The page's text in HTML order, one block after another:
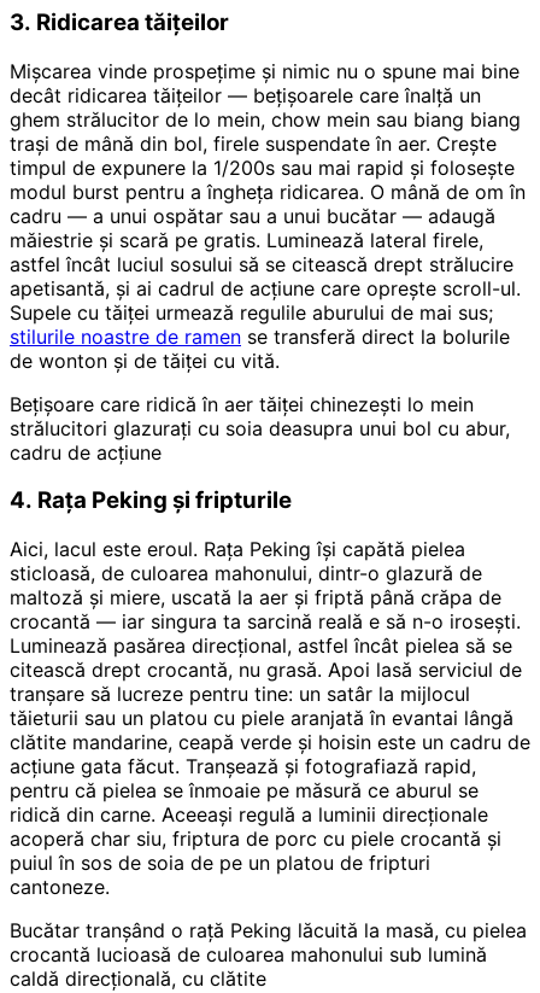
3. Ridicarea tăițeilor
Mișcarea vinde prospețime și nimic nu o spune mai bine
decât ridicarea tăițeilor — bețișoarele care înalță un
ghem strălucitor de lo mein, chow mein sau biang biang
trași de mână din bol, firele suspendate în aer. Crește
timpul de expunere la 1/200s sau mai rapid și folosește
modul burst pentru a îngheța ridicarea. O mână de om în
cadru — a unui ospătar sau a unui bucătar — adaugă
măiestrie și scară pe gratis. Luminează lateral firele,
astfel încât luciul sosului să se citească drept strălucire
apetisantă, și ai cadrul de acțiune care oprește scroll-ul.
Supele cu tăiței urmează regulile aburului de mai sus;
stilurile noastre de ramen se transferă direct la bolurile
de wonton și de tăiței cu vită.
Bețișoare care ridică în aer tăiței chinezești lo mein
strălucitori glazurați cu soia deasupra unui bol cu abur,
cadru de acțiune
4. Rața Peking și fripturile
Aici, lacul este eroul. Rața Peking își capătă pielea
sticloasă, de culoarea mahonului, dintr-o glazură de
maltoză și miere, uscată la aer și friptă până crăpa de
crocantă — iar singura ta sarcină reală e să n-o irosești.
Luminează pasărea direcțional, astfel încât pielea să se
citească drept crocantă, nu grasă. Apoi lasă serviciul de
tranșare să lucreze pentru tine: un satâr la mijlocul
tăieturii sau un platou cu piele aranjată în evantai lângă
clătite mandarine, ceapă verde și hoisin este un cadru de
acțiune gata făcut. Tranșează și fotografiază rapid,
pentru că pielea se înmoaie pe măsură ce aburul se
ridică din carne. Aceeași regulă a luminii direcționale
acoperă char siu, friptura de porc cu piele crocantă și
puiul în sos de soia de pe un platou de fripturi
cantoneze.
Bucătar tranșând o rață Peking lăcuită la masă, cu pielea
crocantă lucioasă de culoarea mahonului sub lumină
caldă direcțională, cu clătite